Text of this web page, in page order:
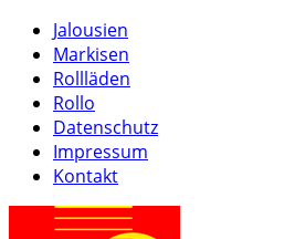
Jalousien
Markisen
Rollläden
Rollo
Datenschutz
Impressum
Kontakt